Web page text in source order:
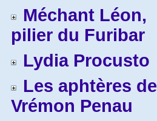
Méchant Léon,
pilier du Furibar
Lydia Procusto
Les aphtères de
Vrémon Penau